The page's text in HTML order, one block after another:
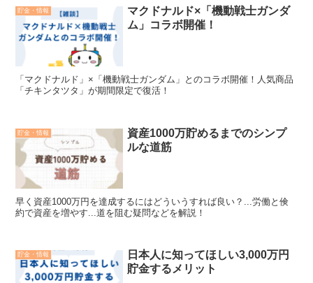
貯金・情報
マクドナルド×「機動戦士ガンダ
ム」コラボ開催！
「マクドナルド」×「機動戦士ガンダム」とのコラボ開催！人気商品
「チキンタツタ」が期間限定で復活！
貯金・情報
資産1000万貯めるまでのシンプ
ルな道筋
早く資産1000万円を達成するにはどういうすれば良い？...労働と倹
約で資産を増やす...道を阻む疑問などを解説！
貯金・情報
日本人に知ってほしい3,000万円
貯金するメリット